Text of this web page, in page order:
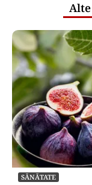
SĂNĂTATE